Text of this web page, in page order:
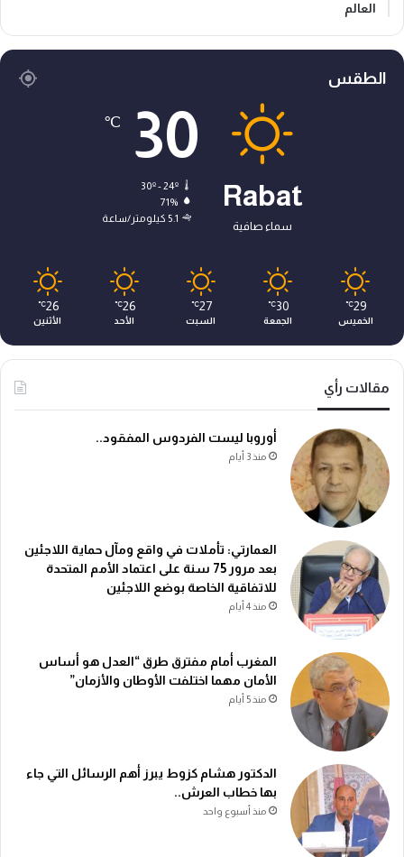
العالم
الطقس
Rabat
سماء صافية
30
℃
30º - 24º
71%
5.1 كيلومتر/ساعة
29
℃
الخميس
30
℃
الجمعة
27
℃
السبت
26
℃
الأحد
26
℃
الأثنين
مقالات رأي
أوروبا ليست الفردوس المفقود..
منذ 3 أيام
العمارتي: تأملات في واقع ومآل حماية اللاجئين
بعد مرور 75 سنة على اعتماد الأمم المتحدة
للاتفاقية الخاصة بوضع اللاجئين
منذ 4 أيام
المغرب أمام مفترق طرق “العدل هو أساس
الأمان مهما اختلفت الأوطان والأزمان”
منذ 5 أيام
الدكتور هشام كزوط يبرز أهم الرسائل التي جاء
بها خطاب العرش..
منذ أسبوع واحد